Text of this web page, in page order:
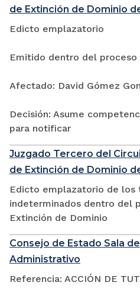
de Extinción de Dominio
Edicto emplazatorio
Emitido dentro del proceso
Afectado: David Gómez
Decisión: Asume
para notificar
Juzgado Tercero del
de Extinción de Dominio
Edicto emplazatorio de los
indeterminados dentro del
Extinción de Dominio
Consejo de Estado Sala
Administrativo
Referencia: ACCIÓN DE